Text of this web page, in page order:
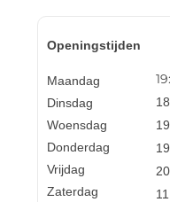
Openingstijden
Maandag
Dinsdag
Woensdag
Donderdag
Vrijdag
Zaterdag